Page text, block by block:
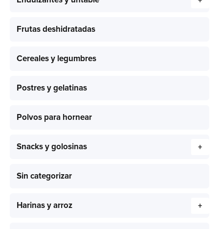
Frutas deshidratadas
Cereales y legumbres
Postres y gelatinas
Polvos para hornear
Snacks y golosinas +
Sin categorizar
Harinas y arroz +